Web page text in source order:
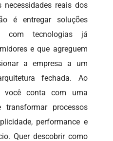
reais dos
é entregar soluções
com tecnologias já
e que agreguem
a empresa a um
fechada. Ao
você conta com uma
processos
performance e
Quer descobrir como